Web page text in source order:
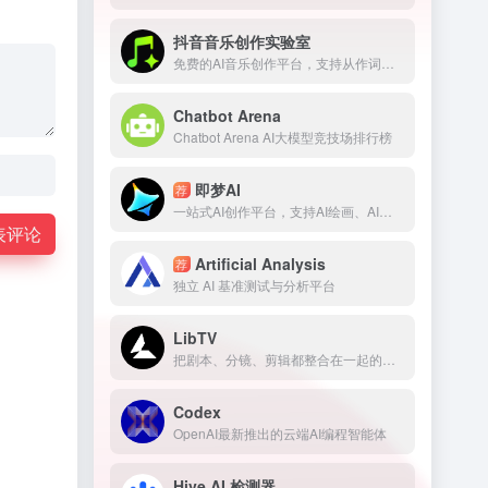
评论
抖音音乐创作实验室
Chatbot Arena
Chatbot Arena AI大模型竞技场排行榜
荐 即梦AI
荐 Artificial Analysis
独立 AI 基准测试与分析平台
LibTV
Codex
OpenAI最新推出的云端AI编程智能体